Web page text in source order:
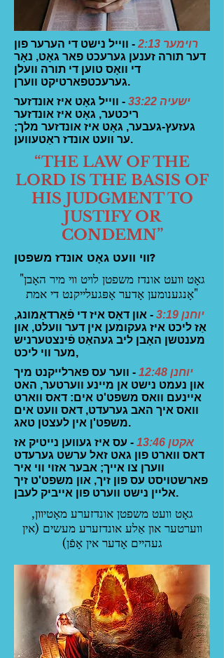
רוימער 2:13
- ווייל נישט די הערער פון
דער תורה זענען גערעכט פאר גאָט, נאָר
די וואָס טוען די תורה וועלן
גערעכטפארטיקט ווערן.
ישעיה 33:22
- ווייל גאָט איז אונדזער
ריכטער, גאָט איז אונדזער
געזעץ-געבער, גאָט איז אונדזער מלך;
ער וועט אונדז ראַטעווען.
“THE LAW OF THE
LORD IS THE BASIS OF
HIS JUDGMENT TO
JUSTIFY OR
CONDEMN”
ווי וועט גאָט אונדז משפטן?
"גאָט וועט אונדז משפטן לויט ווי מיר האָבן
אָנגענומען אָדער אָפּגעלייקנט די אמת"
יוחנן 3:19
- און דאָס איז די פֿאַרדאַמונג,
אַז ליכט איז געקומען אין דער וועלט, און
מענטשן האָבן ליב געהאַט פֿינצטערניש
מער ווי ליכט,
יוחנן 12:48
- ווער עס פארלייקנט מיך
און נעמט נישט אן מיינע ווערטער, האט
איינעם וואס משפט'ט אים: דאס ווארט
וואס איך האב גערעדט, דאס וועט אים
משפט'ן אין לעצטן טאג.
אקטן 13:46
- עס איז געווען נייטיק אז
דאס ווארט פון גאט זאל ערשט גערעדט
ווערן צו אייך; אבער אזוי ווי איר
פארשטויסט עס פון זיך, און משפט'ט זיך
אליין נישט ווערט פון אייביק לעבן.
גאָט וועט משפטן אונדזערע מאָטיוון,
ווערטער און אַלע אונדזערע מעשים (אין
געהיים אָדער אין אָפֿן)